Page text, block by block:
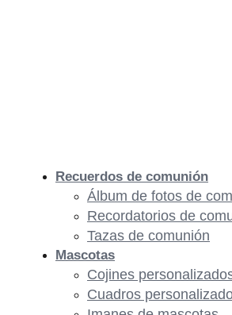
Recuerdos de comunión
Álbum de fotos de
Recordatorios de
Tazas de comunión
Mascotas
Cojines
Cuadros